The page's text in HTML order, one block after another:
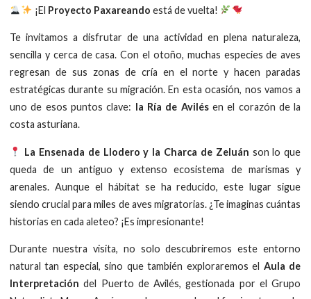
¡El Proyecto Paxareando está de vuelta!
Te invitamos a disfrutar de una actividad en plena naturaleza,
sencilla y cerca de casa. Con el otoño, muchas especies de aves
regresan de sus zonas de cría en el norte y hacen paradas
estratégicas durante su migración. En esta ocasión, nos vamos a
uno de esos puntos clave:
la Ría de Avilés en el corazón de la
costa asturiana.
La Ensenada de Llodero y la Charca de Zeluán son lo que
queda de un antiguo y extenso ecosistema de marismas y
arenales. Aunque el hábitat se ha reducido, este lugar sigue
siendo crucial para miles de aves migratorias. ¿Te imaginas cuántas
historias en cada aleteo? ¡Es impresionante!
Durante nuestra visita, no solo descubriremos este entorno
natural tan especial, sino que también exploraremos elAula de
Interpretación del Puerto de Avilés, gestionada por el Grupo